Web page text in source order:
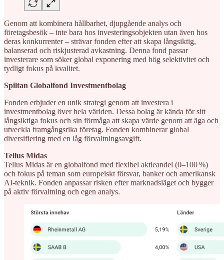
Genom att kombinera hållbarhet, djupgående analys och
företagsbesök – inte bara hos investeringsobjekten utan även hos
deras konkurrenter – strävar fonden efter att skapa långsiktig,
balanserad och riskjusterad avkastning. Denna fond passar
investerare som söker global exponering med hög selektivitet och
tydligt fokus på kvalitet.
Spiltan Globalfond Investmentbolag
Fonden erbjuder en unik strategi genom att investera i
investmentbolag över hela världen. Dessa bolag är kända för sitt
långsiktiga fokus och sin förmåga att skapa värde genom att äga och
utveckla framgångsrika företag. Fonden kombinerar global
diversifiering med en låg förvaltningsavgift.
Tellus Midas
Tellus Midas är en globalfond med flexibel aktieandel (0–100 %)
och fokus på teman som europeiskt försvar, banker och amerikansk
AI-teknik. Fonden anpassar risken efter marknadsläget och bygger
på aktiv förvaltning och egen analys.